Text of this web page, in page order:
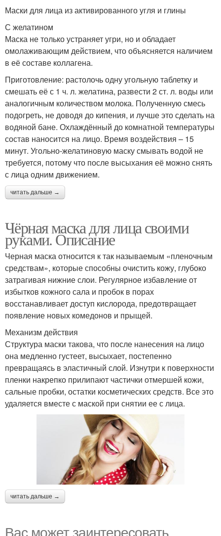
Маски для лица из активированного угля и глины
С желатином
Маска не только устраняет угри, но и обладает
омолаживающим действием, что объясняется наличием
в её составе коллагена.
Приготовление: растолочь одну угольную таблетку и
смешать её с 1 ч. л. желатина, развести 2 ст. л. воды или
аналогичным количеством молока. Полученную смесь
подогреть, не доводя до кипения, и лучше это сделать на
водяной бане. Охлаждённый до комнатной температуры
состав наносится на лицо. Время воздействия – 15
минут. Угольно-желатиновую маску смывать водой не
требуется, потому что после высыхания её можно снять
с лица одним движением.
читать дальше →
Чёрная маска для лица своими
руками. Описание
Черная маска относится к так называемым «пленочным
средствам», которые способны очистить кожу, глубоко
затрагивая нижние слои. Регулярное избавление от
избытков кожного сала и пробок в порах
восстанавливает доступ кислорода, предотвращает
появление новых комедонов и прыщей.
Механизм действия
Структура маски такова, что после нанесения на лицо
она медленно густеет, высыхает, постепенно
превращаясь в эластичный слой. Изнутри к поверхности
пленки накрепко прилипают частички отмершей кожи,
сальные пробки, остатки косметических средств. Все это
удаляется вместе с маской при снятии ее с лица.
читать дальше →
Вас может заинтересовать